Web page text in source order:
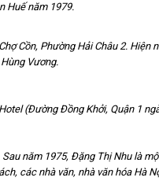
Huế năm 1979.
Cồn, Phường Hải Châu 2. Hiện
Vương.
(Đường Đồng Khởi, Quận 1
năm 1975, Đặng Thị Nhu là
các nhà văn, nhà văn hóa Hà